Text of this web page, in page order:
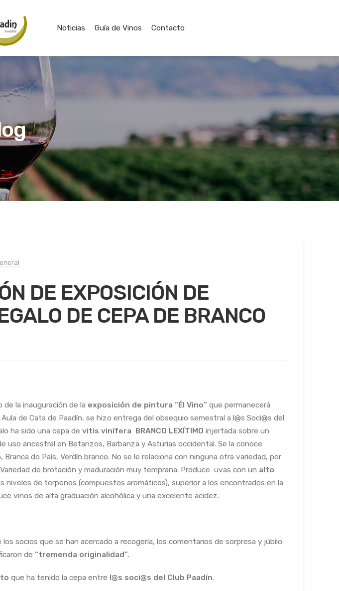
Noticias Guía de Vinos Contacto
DE EXPOSICIÓN DE
DE CEPA DE BRANCO
de la inauguración de la exposición de pintura “Él Vino” que permanecerá
de Cata de Paadín, se hizo entrega del obsequio semestral a l@s Soci@s del
ha sido una cepa de vitis vinífera BRANCO LEXÍTIMO injertada sobre un
uso ancestral en Betanzos, Barbanza y Asturias occidental. Se la conoce
Branca do País, Verdín branco. No se le relaciona con ninguna otra variedad, por
de brotación y maduración muy temprana. Produce uvas con un alto
niveles de terpenos (compuestos aromáticos), superior a los encontrados en la
vinos de alta graduación alcohólica y una excelente acidez.
socios que se han acercado a recogerla, los comentarios de sorpresa y júbilo
de “tremenda originalidad”.
que ha tenido la cepa entre l@s soci@s del Club Paadín.